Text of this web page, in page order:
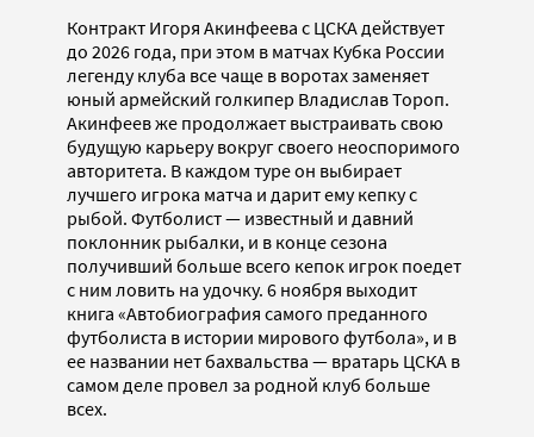
Контракт Игоря Акинфеева с ЦСКА действует
до 2026 года, при этом в матчах Кубка России
легенду клуба все чаще в воротах заменяет
юный армейский голкипер Владислав Тороп.
Акинфеев же продолжает выстраивать свою
будущую карьеру вокруг своего неоспоримого
авторитета. В каждом туре он выбирает
лучшего игрока матча и дарит ему кепку с
рыбой. Футболист — известный и давний
поклонник рыбалки, и в конце сезона
получивший больше всего кепок игрок поедет
с ним ловить на удочку. 6 ноября выходит
книга «Автобиография самого преданного
футболиста в истории мирового футбола», и в
ее названии нет бахвальства — вратарь ЦСКА в
самом деле провел за родной клуб больше
всех.